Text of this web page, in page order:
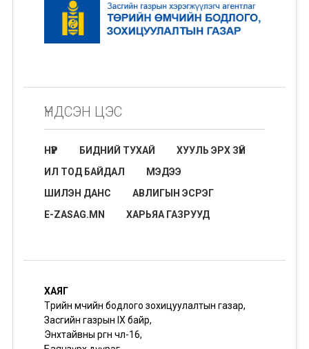
ҮНДСЭН ЦЭС
НҮҮР БИДНИЙ ТУХАЙ
ХУУЛЬ ЭРХ ЗҮЙ
ИЛ ТОД БАЙДАЛ
МЭДЭЭ
ШИЛЭН ДАНС
АВЛИГЫН ЭСРЭГ
E-ZASAG.MN
ХАРЬЯА ГАЗРУУД
ХАЯГ
Төрийн өмчийн бодлого зохицуулалтын газар,
Засгийн газрын IX байр,
Энхтайвны өргөн чөлөө-16,